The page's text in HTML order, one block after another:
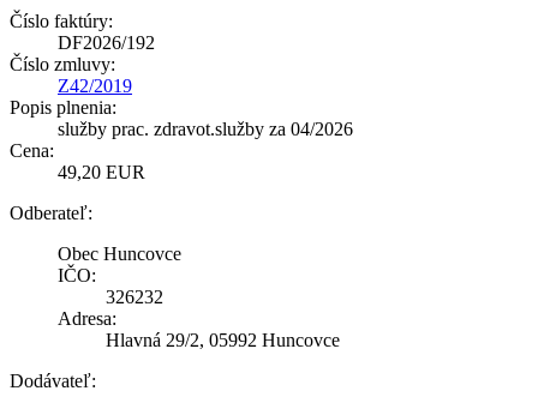
Číslo faktúry:
DF2026/192
Číslo zmluvy:
Z42/2019
Popis plnenia:
služby prac. zdravot.služby za 04/2026
Cena:
49,20 EUR
Odberateľ:
Obec Huncovce
IČO:
326232
Adresa:
Hlavná 29/2, 05992 Huncovce
Dodávateľ: